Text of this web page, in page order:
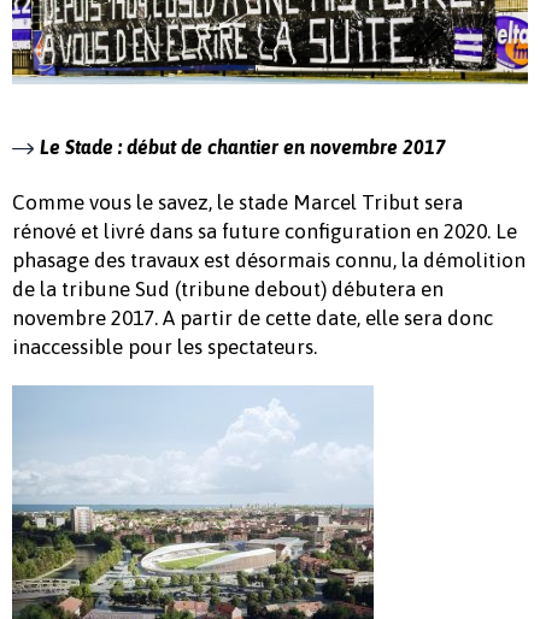
Le Stade : début de chantier en novembre 2017
Comme vous le savez, le stade Marcel Tribut sera
rénové et livré dans sa future configuration en 2020. Le
phasage des travaux est désormais connu, la démolition
de la tribune Sud (tribune debout) débutera en
novembre 2017. A partir de cette date, elle sera donc
inaccessible pour les spectateurs.